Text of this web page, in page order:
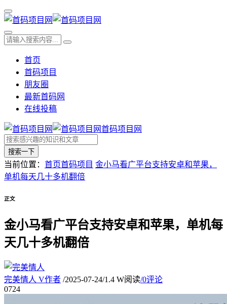
首页
首码项目
朋友圈
最新首码网
在线投稿
首码项目网
搜索一下
当前位置： 首页首码项目 金小马看广平台支持安卓和苹果，
单机每天几十多机翻倍
正文
金小马看广平台支持安卓和苹果，单机每
天几十多机翻倍
完美情人 V作者 /2025-07-24/1.4 W阅读/0评论
0724